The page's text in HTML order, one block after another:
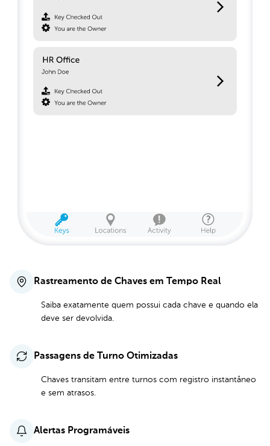
Rastreamento de Chaves em Tempo Real
Saiba exatamente quem possui cada chave e quando ela
deve ser devolvida.
Passagens de Turno Otimizadas
Chaves transitam entre turnos com registro instantâneo
e sem atrasos.
Alertas Programáveis